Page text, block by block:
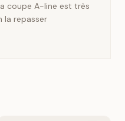
coupe A-line est très
la repasser